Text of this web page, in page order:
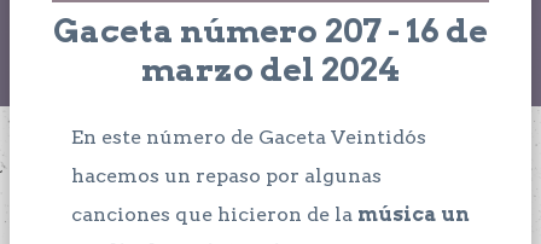
Gaceta número 207 - 16 de
marzo del 2024
En este número de Gaceta Veintidós
hacemos un repaso por algunas
canciones que hicieron de la música un